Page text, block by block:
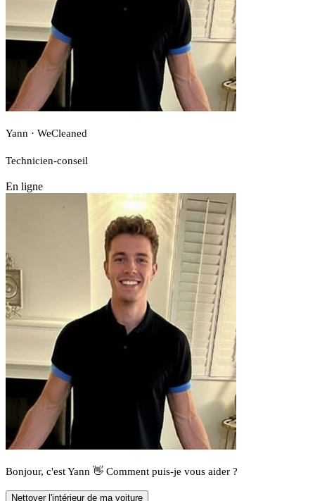
Yann · WeCleaned
Technicien-conseil
En ligne
Bonjour, c'est Yann 👋 Comment puis-je vous aider ?
Nettoyer l'intérieur de ma voiture